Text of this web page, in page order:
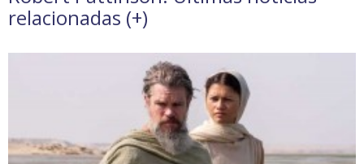
relacionadas (+)